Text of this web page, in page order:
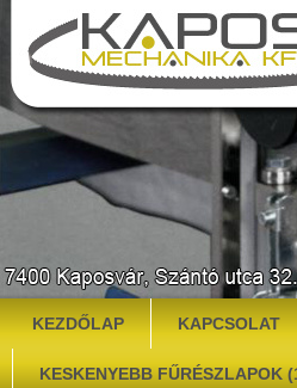
KEZDŐLAP KAPCSOLAT
KESKENYEBB FŰRÉSZLAPOK